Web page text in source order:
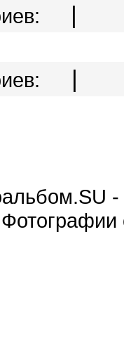
|
|
-